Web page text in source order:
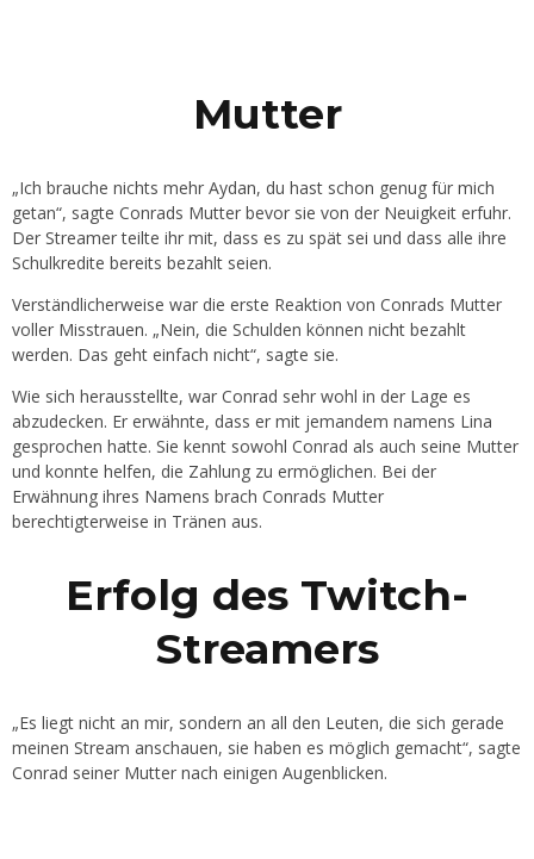
Mutter
„Ich brauche nichts mehr Aydan, du hast schon genug für mich
getan“, sagte Conrads Mutter bevor sie von der Neuigkeit erfuhr.
Der Streamer teilte ihr mit, dass es zu spät sei und dass alle ihre
Schulkredite bereits bezahlt seien.
Verständlicherweise war die erste Reaktion von Conrads Mutter
voller Misstrauen. „Nein, die Schulden können nicht bezahlt
werden. Das geht einfach nicht“, sagte sie.
Wie sich herausstellte, war Conrad sehr wohl in der Lage es
abzudecken. Er erwähnte, dass er mit jemandem namens Lina
gesprochen hatte. Sie kennt sowohl Conrad als auch seine Mutter
und konnte helfen, die Zahlung zu ermöglichen. Bei der
Erwähnung ihres Namens brach Conrads Mutter
berechtigterweise in Tränen aus.
Erfolg des Twitch-
Streamers
„Es liegt nicht an mir, sondern an all den Leuten, die sich gerade
meinen Stream anschauen, sie haben es möglich gemacht“, sagte
Conrad seiner Mutter nach einigen Augenblicken.